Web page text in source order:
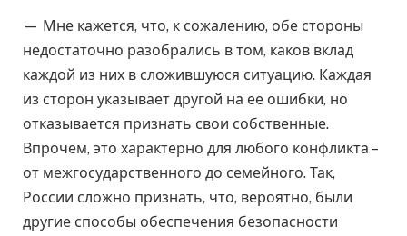
— Мне кажется, что, к сожалению, обе стороны
недостаточно разобрались в том, каков вклад
каждой из них в сложившуюся ситуацию. Каждая
из сторон указывает другой на ее ошибки, но
отказывается признать свои собственные.
Впрочем, это характерно для любого конфликта –
от межгосударственного до семейного. Так,
России сложно признать, что, вероятно, были
другие способы обеспечения безопасности